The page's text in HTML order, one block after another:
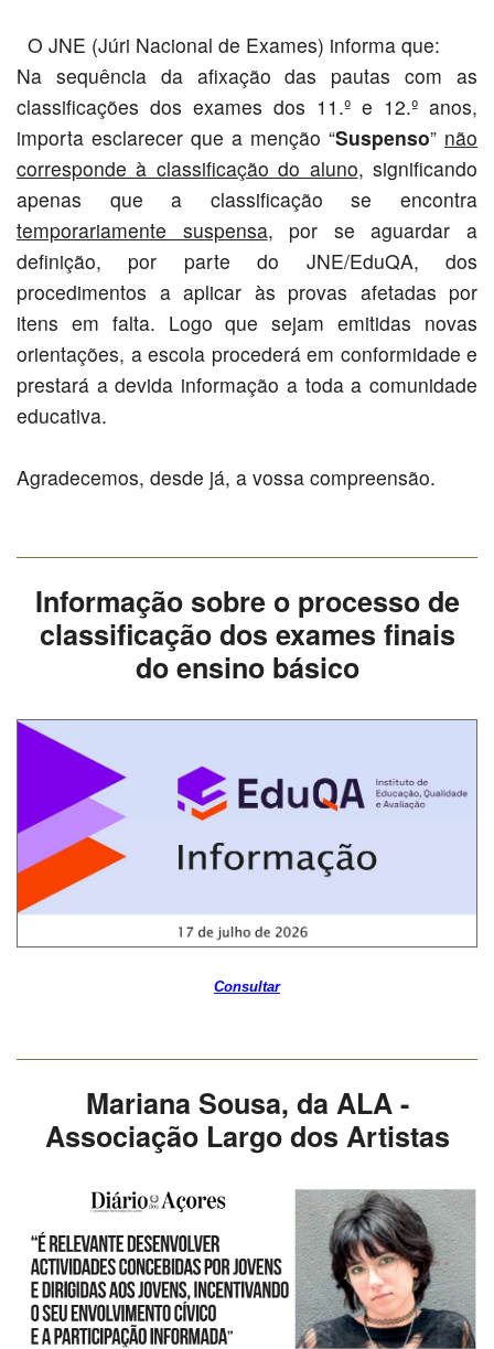
O JNE (Júri Nacional de Exames) informa que:
Na sequência da afixação das pautas com as
classificações dos exames dos 11.º e 12.º anos,
importa esclarecer que a menção “Suspenso” não
corresponde à classificação do aluno, significando
apenas que a classificação se encontra
temporariamente suspensa, por se aguardar a
definição, por parte do JNE/EduQA, dos
procedimentos a aplicar às provas afetadas por
itens em falta. Logo que sejam emitidas novas
orientações, a escola procederá em conformidade e
prestará a devida informação a toda a comunidade
educativa.
Agradecemos, desde já, a vossa compreensão.
Informação sobre o processo de
classificação dos exames finais
do ensino básico
Consultar
Mariana Sousa, da ALA -
Associação Largo dos Artistas